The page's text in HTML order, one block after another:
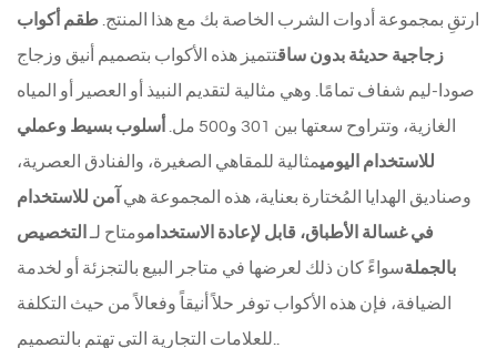
ارتقِ بمجموعة أدوات الشرب الخاصة بك مع هذا المنتج. طقم أكواب
زجاجية حديثة بدون ساقتتميز هذه الأكواب بتصميم أنيق وزجاج
صودا-ليم شفاف تمامًا. وهي مثالية لتقديم النبيذ أو العصير أو المياه
الغازية، وتتراوح سعتها بين 301 و500 مل.
أسلوب بسيط وعملي
للاستخدام اليوميمثالية للمقاهي الصغيرة، والفنادق العصرية،
وصناديق الهدايا المُختارة بعناية، هذه المجموعة هي آمن للاستخدام
في غسالة الأطباق، قابل لإعادة الاستخدامومتاح لـ التخصيص
بالجملةسواءً كان ذلك لعرضها في متاجر البيع بالتجزئة أو لخدمة
الضيافة، فإن هذه الأكواب توفر حلاً أنيقاً وفعالاً من حيث التكلفة